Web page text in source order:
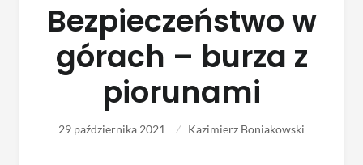
Bezpieczeństwo w
górach – burza z
piorunami
29 października 2021 Kazimierz Boniakowski